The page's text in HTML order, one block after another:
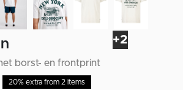
+2
borst- en frontprint
20% extra from 2 items